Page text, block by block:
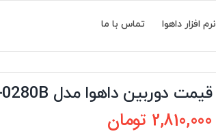
نرم افزار داهوا تماس با ما
قیمت دوربین داهوا مدل DH-IPC-HDW2441TMP-S-0280B
2,810,000 تومان